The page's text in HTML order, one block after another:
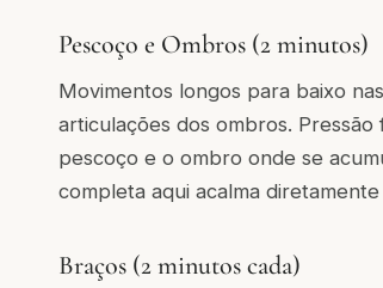
Pescoço e Ombros (2 minutos)
Movimentos longos para baixo
articulações dos ombros.
pescoço e o ombro onde se
completa aqui acalma
Braços (2 minutos cada)